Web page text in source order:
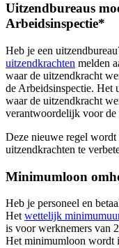
Uitzendbureaus
Arbeidsinspectie*
Heb je een
uitzendkrachten melden
waar de uitzendkracht
de Arbeidsinspectie. Het
waar de uitzendkracht
verantwoordelijk voor de
Deze nieuwe regel
uitzendkrachten te
Minimumloon
Heb je personeel en
Het wettelijk
is voor werknemers van
Het minimumloon wordt